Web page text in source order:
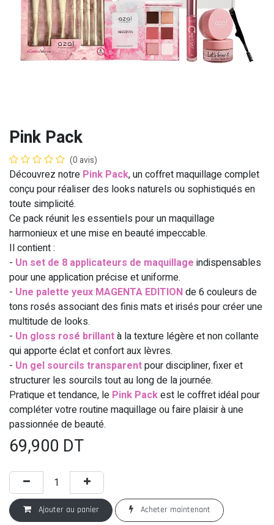
Pink Pack
(0 avis)
Découvrez notre Pink Pack, un coffret maquillage complet
conçu pour réaliser des looks naturels ou sophistiqués en
toute simplicité.
Ce pack réunit les essentiels pour un maquillage
harmonieux et une mise en beauté impeccable.
Il contient :
- Un set de 8 applicateurs de maquillage indispensables
pour une application précise et uniforme.
- Une palette yeux MAGENTA EDITIONde 6 couleurs de
tons rosés associant des finis mats et irisés pour créer une
multitude de looks.
- Un gloss rosé brillantà la texture légère et non collante
qui apporte éclat et confort aux lèvres.
- Un gel sourcils transparentpour discipliner, fixer et
structurer les sourcils tout au long de la journée.
Pratique et tendance, le Pink Packest le coffret idéal pour
compléter votre routine maquillage ou faire plaisir à une
passionnée de beauté.
69,900 DT
Ajouter au panier Acheter maintenant